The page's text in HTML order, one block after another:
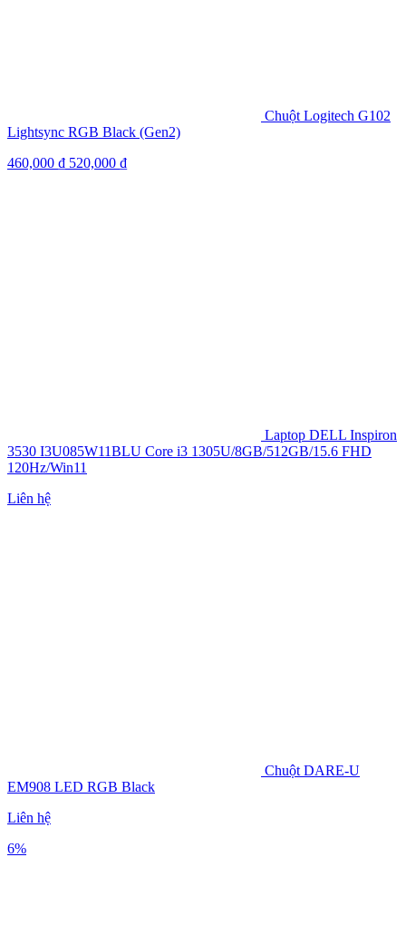
Chuột Logitech G102
Lightsync RGB Black (Gen2)
460,000 ₫ 520,000 ₫
Laptop DELL Inspiron
3530 I3U085W11BLU Core i3 1305U/8GB/512GB/15.6 FHD
120Hz/Win11
Liên hệ
Chuột DARE-U
EM908 LED RGB Black
Liên hệ
6%